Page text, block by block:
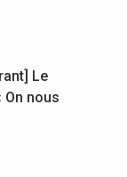
Le
On nous